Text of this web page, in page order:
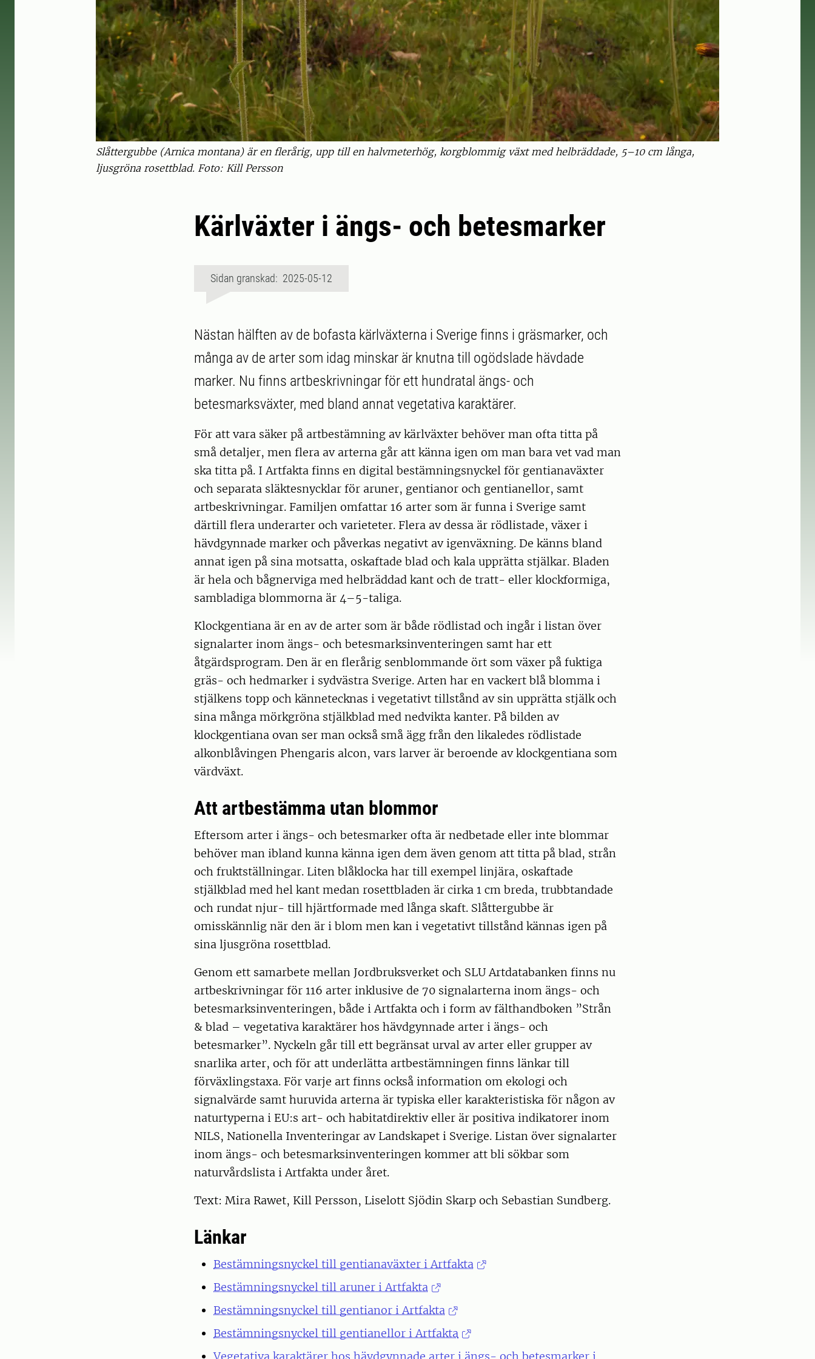
Slåttergubbe (Arnica montana) är en flerårig, upp till en halvmeterhög, korgblommig växt med helbräddade, 5–10 cm långa,
ljusgröna rosettblad. Foto: Kill Persson
Kärlväxter i ängs- och betesmarker
Sidan granskad: 2025-05-12
Nästan hälften av de bofasta kärlväxterna i Sverige finns i gräsmarker, och
många av de arter som idag minskar är knutna till ogödslade hävdade
marker. Nu finns artbeskrivningar för ett hundratal ängs- och
betesmarksväxter, med bland annat vegetativa karaktärer.
För att vara säker på artbestämning av kärlväxter behöver man ofta titta på
små detaljer, men flera av arterna går att känna igen om man bara vet vad man
ska titta på. I Artfakta finns en digital bestämningsnyckel för gentianaväxter
och separata släktesnycklar för aruner, gentianor och gentianellor, samt
artbeskrivningar. Familjen omfattar 16 arter som är funna i Sverige samt
därtill flera underarter och varieteter. Flera av dessa är rödlistade, växer i
hävdgynnade marker och påverkas negativt av igenväxning. De känns bland
annat igen på sina motsatta, oskaftade blad och kala upprätta stjälkar. Bladen
är hela och bågnerviga med helbräddad kant och de tratt- eller klockformiga,
sambladiga blommorna är 4–5-taliga.
Klockgentiana är en av de arter som är både rödlistad och ingår i listan över
signalarter inom ängs- och betesmarksinventeringen samt har ett
åtgärdsprogram. Den är en flerårig senblommande ört som växer på fuktiga
gräs- och hedmarker i sydvästra Sverige. Arten har en vackert blå blomma i
stjälkens topp och kännetecknas i vegetativt tillstånd av sin upprätta stjälk och
sina många mörkgröna stjälkblad med nedvikta kanter. På bilden av
klockgentiana ovan ser man också små ägg från den likaledes rödlistade
alkonblåvingen Phengaris alcon, vars larver är beroende av klockgentiana som
värdväxt.
Att artbestämma utan blommor
Eftersom arter i ängs- och betesmarker ofta är nedbetade eller inte blommar
behöver man ibland kunna känna igen dem även genom att titta på blad, strån
och fruktställningar. Liten blåklocka har till exempel linjära, oskaftade
stjälkblad med hel kant medan rosettbladen är cirka 1 cm breda, trubbtandade
och rundat njur- till hjärtformade med långa skaft. Slåttergubbe är
omisskännlig när den är i blom men kan i vegetativt tillstånd kännas igen på
sina ljusgröna rosettblad.
Genom ett samarbete mellan Jordbruksverket och SLU Artdatabanken finns nu
artbeskrivningar för 116 arter inklusive de 70 signalarterna inom ängs- och
betesmarksinventeringen, både i Artfakta och i form av fälthandboken ”Strån
& blad – vegetativa karaktärer hos hävdgynnade arter i ängs- och
betesmarker”. Nyckeln går till ett begränsat urval av arter eller grupper av
snarlika arter, och för att underlätta artbestämningen finns länkar till
förväxlingstaxa. För varje art finns också information om ekologi och
signalvärde samt huruvida arterna är typiska eller karakteristiska för någon av
naturtyperna i EU:s art- och habitatdirektiv eller är positiva indikatorer inom
NILS, Nationella Inventeringar av Landskapet i Sverige. Listan över signalarter
inom ängs- och betesmarksinventeringen kommer att bli sökbar som
naturvårdslista i Artfakta under året.
Text: Mira Rawet, Kill Persson, Liselott Sjödin Skarp och Sebastian Sundberg.
Länkar
Bestämningsnyckel till gentianaväxter i Artfakta
Bestämningsnyckel till aruner i Artfakta
Bestämningsnyckel till gentianor i Artfakta
Bestämningsnyckel till gentianellor i Artfakta